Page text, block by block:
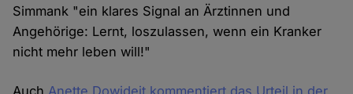
Simmank "ein klares Signal an Ärztinnen und
Angehörige: Lernt, loszulassen, wenn ein Kranker
nicht mehr leben will!"